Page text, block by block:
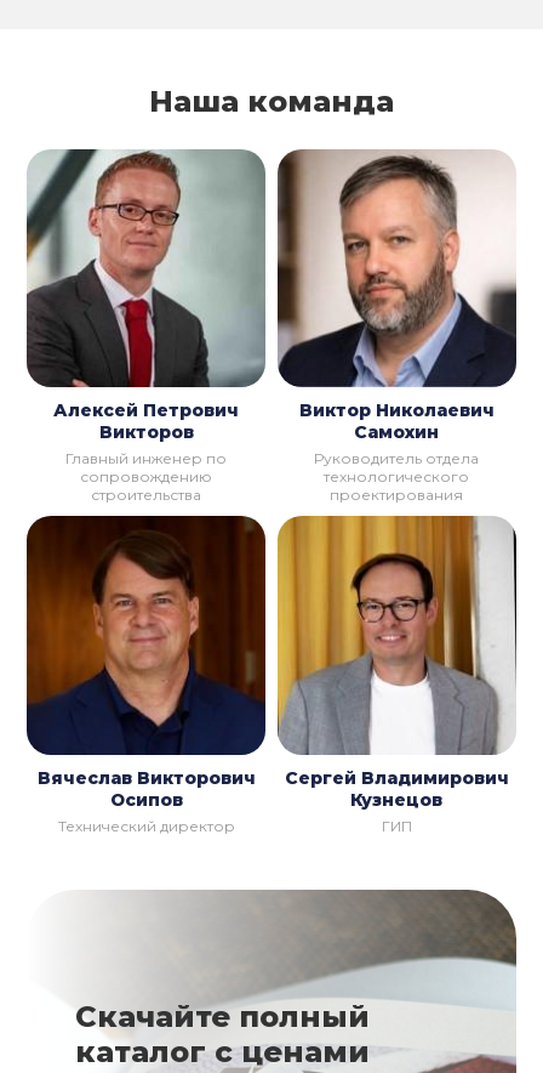
Наша команда
Алексей Петрович
Викторов
Главный инженер по
сопровождению
строительства
Виктор Николаевич
Самохин
Руководитель отдела
технологического
проектирования
Вячеслав Викторович
Осипов
Технический директор
Сергей Владимирович
Кузнецов
ГИП
Скачайте полный
каталог с ценами